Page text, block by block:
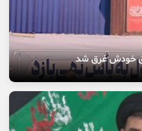
خودش غرق شد